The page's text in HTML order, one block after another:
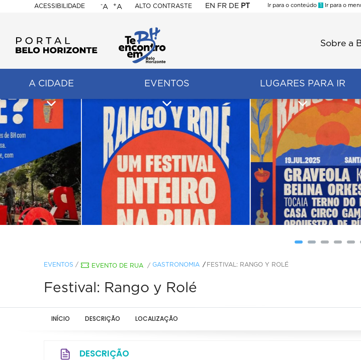
ACESSIBILIDADE
BELO
HORIZONTE
-A +A ALTO CONTRASTE EN FR DE PT
Ir para o conteúdo 1 Ir para o
Sobre a
A CIDADE EVENTOS LUGARES PARA IR
EVENTOS / EVENTO DE RUA / GASTRONOMIA FESTIVAL: RANGO Y ROLÉ
Festival: Rango y Rolé
INÍCIO DESCRIÇÃO LOCALIZAÇÃO
DESCRIÇÃO